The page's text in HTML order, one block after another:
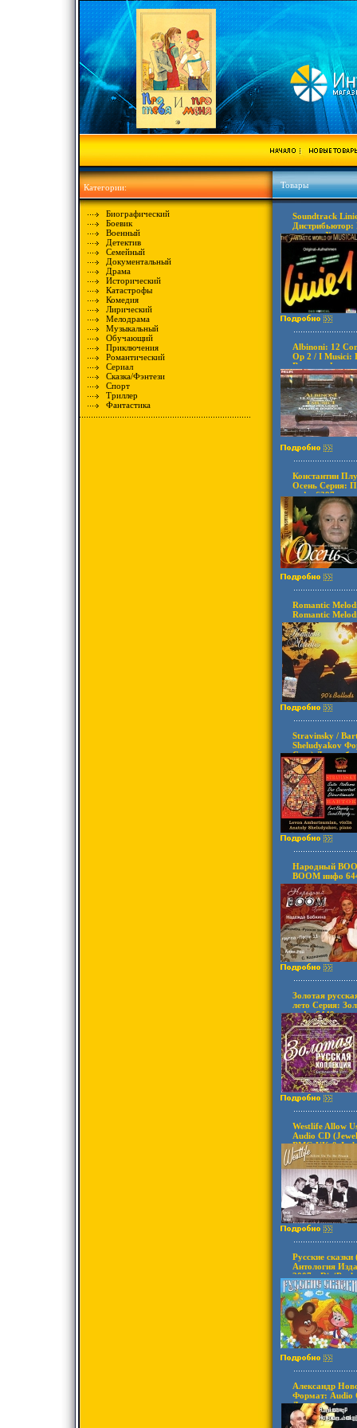
Категории:
Биографический
Боевик
Военный
Детектив
Семейный
Документальный
Драма
Исторический
Катастрофы
Комедия
Лирический
Мелодрама
Музыкальный
Обучающий
Приключения
Романтический
Сериал
Сказка/Фэнтези
Спорт
Триллер
Фантастика
Товары
Soundtrack
товары
2006 г
инфо 6343v.
Albinoni: 12
Op 2 / I Musici:
Bourgue
Лицензионные
Константин
Осень Серия:
инфо 6397v.
Romantic
Romantic
Stravinsky /
Sheludyakov
Case)
ООО
товары
2004 г
инфо 6414v.
Народный
BOOM инфо
Золотая
лето Серия:
инфо 6449v.
Westlife Allow
Audio CD
BMG UK &
товары
2004 г Альбом:
6458v.
Русские
Антология
2007 г
инфо 6464v.
Александр
Формат: Audio
Дистрибьютор:
товары
2002 г Альбом